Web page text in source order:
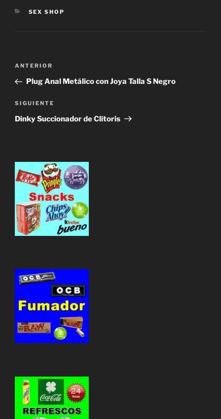
CATEGORÍAS
SEX SHOP
Navegación
entradas
Entrada
anterior:
ANTERIOR
Plug Anal Metálico con Joya Talla S Negro
Siguiente
entrada
SIGUIENTE
Dinky Succionador de Clítoris